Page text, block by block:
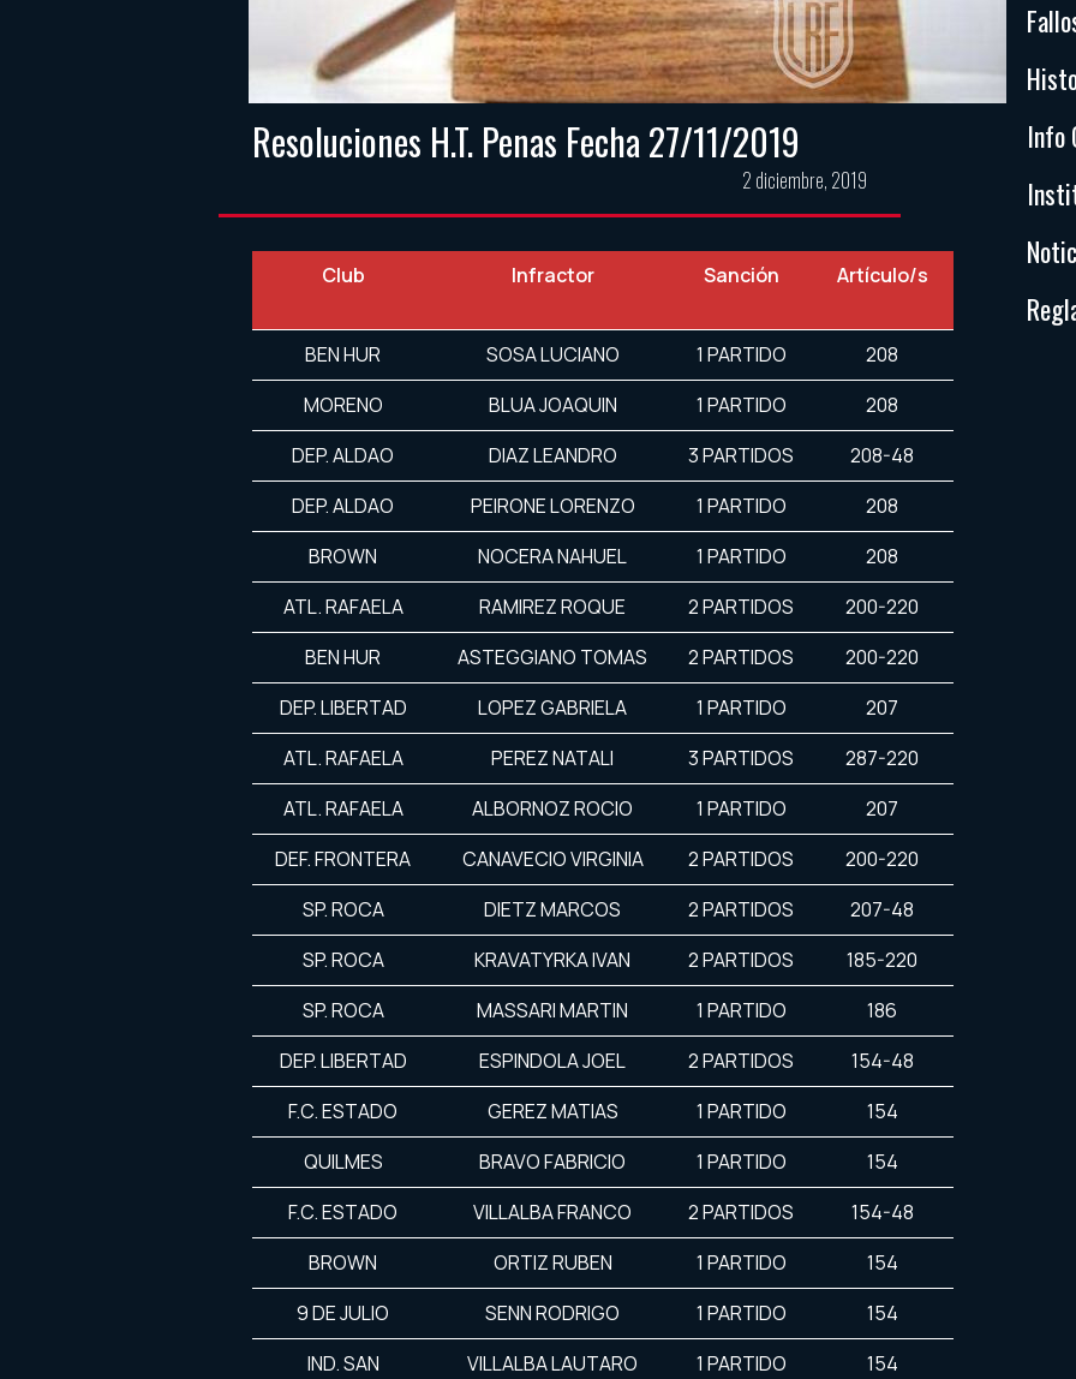
Resoluciones H.T. Penas Fecha 27/11/2019
2 diciembre, 2019
Club Infractor Sanción Artículo/s
BEN HUR SOSA LUCIANO 1 PARTIDO
208
MORENO
BLUA JOAQUIN 1 PARTIDO
208
DEP. ALDAO
DIAZ LEANDRO 3 PARTIDOS
208-48
DEP. ALDAO
PEIRONE LORENZO 1 PARTIDO
208
BROWN
NOCERA NAHUEL 1 PARTIDO
208
ATL. RAFAELA
RAMIREZ ROQUE 2 PARTIDOS
200-220
BEN HUR
ASTEGGIANO TOMAS 2 PARTIDOS
200-220
DEP. LIBERTAD
LOPEZ GABRIELA 1 PARTIDO
207
ATL. RAFAELA
PEREZ NATALI 3 PARTIDOS
287-220
ATL. RAFAELA
ALBORNOZ ROCIO 1 PARTIDO
207
DEF. FRONTERA
CANAVECIO VIRGINIA 2 PARTIDOS
200-220
SP. ROCA
DIETZ MARCOS 2 PARTIDOS
207-48
SP. ROCA
KRAVATYRKA IVAN 2 PARTIDOS
185-220
SP. ROCA
MASSARI MARTIN 1 PARTIDO
186
DEP. LIBERTAD
ESPINDOLA JOEL 2 PARTIDOS
154-48
F.C. ESTADO
GEREZ MATIAS 1 PARTIDO
154
QUILMES
BRAVO FABRICIO 1 PARTIDO
154
F.C. ESTADO
VILLALBA FRANCO 2 PARTIDOS
154-48
BROWN
ORTIZ RUBEN 1 PARTIDO
154
9 DE JULIO
SENN RODRIGO 1 PARTIDO
154
IND. SAN
VILLALBA LAUTARO 1 PARTIDO 154
Info